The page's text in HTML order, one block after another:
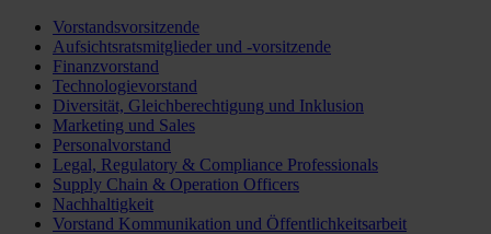
Vorstandsvorsitzende
Aufsichtsratsmitglieder und -vorsitzende
Finanzvorstand
Technologievorstand
Diversität, Gleichberechtigung und Inklusion
Marketing und Sales
Personalvorstand
Legal, Regulatory & Compliance Professionals
Supply Chain & Operation Officers
Nachhaltigkeit
Vorstand Kommunikation und Öffentlichkeitsarbeit